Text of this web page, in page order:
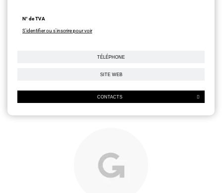
N° de TVA
S'identifier ou s'inscrire pour voir
TÉLÉPHONE
SITE WEB
CONTACTS